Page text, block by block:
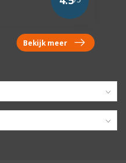
Bekijk meer